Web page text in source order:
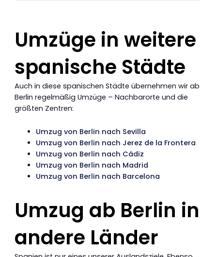
Umzüge in weitere
spanische Städte
Auch in diese spanischen Städte übernehmen wir ab
Berlin regelmäßig Umzüge – Nachbarorte und die
größten Zentren:
Umzug von Berlin nach Sevilla
Umzug von Berlin nach Jerez de la Frontera
Umzug von Berlin nach Cádiz
Umzug von Berlin nach Madrid
Umzug von Berlin nach Barcelona
Umzug ab Berlin in
andere Länder